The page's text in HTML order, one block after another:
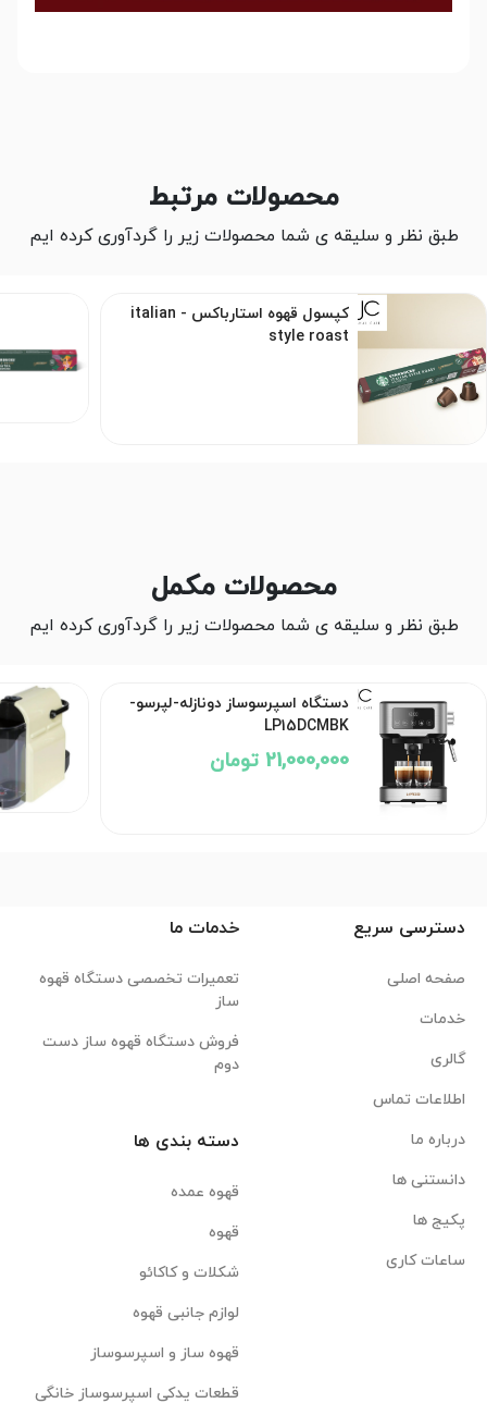
محصولات مرتبط
طبق نظر و سلیقه ی شما محصولات زیر را گردآوری کرده ایم
کپسول قهوه استارباکس - italian
style roast
محصولات مکمل
طبق نظر و سلیقه ی شما محصولات زیر را گردآوری کرده ایم
دستگاه اسپرسوساز دونازله-لپرسو-
LP15DCMBK
21,000,000 تومان
دسترسی سریع
صفحه اصلی
خدمات
گالری
اطلاعات تماس
درباره ما
دانستنی ها
پکیج ها
ساعات کاری
خدمات ما
تعمیرات تخصصی دستگاه قهوه
ساز
فروش دستگاه قهوه ساز دست
دوم
دسته بندی ها
قهوه عمده
قهوه
شکلات و کاکائو
لوازم جانبی قهوه
قهوه ساز و اسپرسوساز
قطعات یدکی اسپرسوساز خانگی